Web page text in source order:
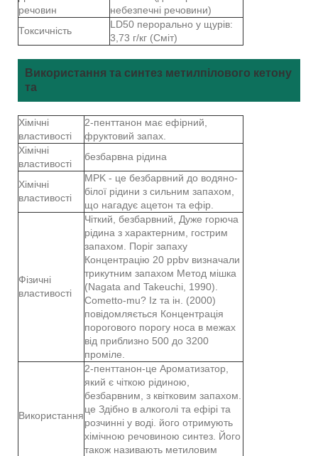
речовин
небезпечні речовини)
Токсичність
LD50 перорально у щурів:
3,73 г/кг (Сміт)
Використання та синтез метилпілового кетону
та
Хімічні
властивості
2-пенттанон має ефірний,
фруктовий запах.
Хімічні
властивості
безбарвна рідина
Хімічні
властивості
MPK - це безбарвний до водяно-
білої рідини з сильним запахом,
що нагадує ацетон та ефір.
Фізичні
властивості
Чіткий, безбарвний, Дуже горюча
рідина з характерним, гострим
запахом. Поріг запаху
Концентрацію 20 ppbv визначали
трикутним запахом Метод мішка
(Nagata and Takeuchi, 1990).
Cometto-mu? Iz та ін. (2000)
повідомляється Концентрація
порогового порогу носа в межах
від приблизно 500 до 3200
проміле.
Використання
2-пенттанон-це Ароматизатор,
який є чіткою рідиною,
безбарвним, з квітковим запахом.
це Здібно в алкоголі та ефірі та
розчинні у воді. його отримують
хімічною речовиною синтез. Його
також називають метиловим